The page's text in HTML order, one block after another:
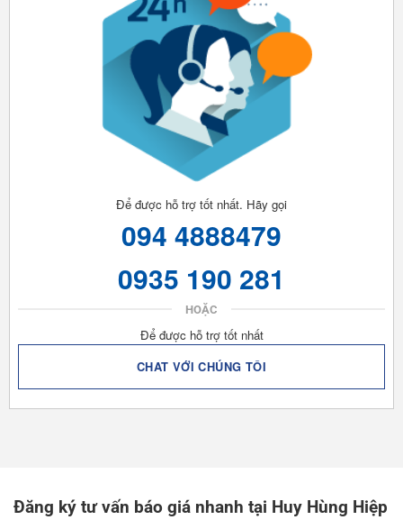
Để được hỗ trợ tốt nhất. Hãy gọi
094 4888479
0935 190 281
HOẶC
Để được hỗ trợ tốt nhất
CHAT VỚI CHÚNG TÔI
Đăng ký tư vấn báo giá nhanh tại Huy Hùng Hiệp